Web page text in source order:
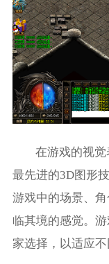
在游戏的视
最先进的3D图形
游戏中的场景、
临其境的感觉。
家选择，以适应不